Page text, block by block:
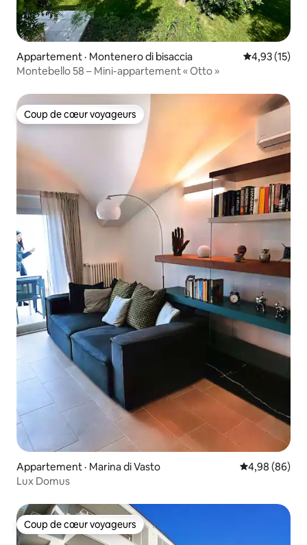
Appartement · Montenero di bisaccia Note
4,93 (15)
Montebello 58 – Mini-appartement « Otto »
Coup de cœur voyageurs
Coup de cœur voyageurs
Appartement · Marina di Vasto Note
4,98 (86)
Lux Domus
Coup de cœur voyageurs
Coup de cœur voyageurs